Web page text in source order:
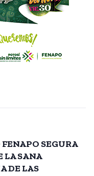
SEGURA
LA SANA
DE LAS